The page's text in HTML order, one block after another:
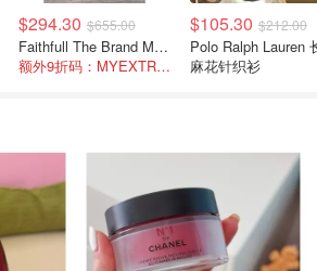
$294.30 $655.00
Faithfull The Brand Marais 格纹亚麻吊带中长连衣裙
额外9折码：MYEXTRA10
$105.30 $212.00
Polo Ralph Lauren 长袖
麻花针织衫